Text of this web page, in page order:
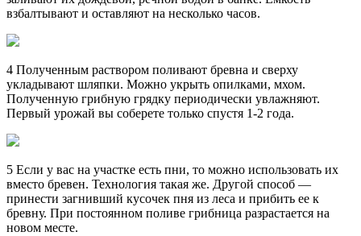
взбалтывают и оставляют на несколько часов.
4 Полученным раствором поливают бревна и сверху
укладывают шляпки. Можно укрыть опилками, мхом.
Полученную грибную грядку периодически увлажняют.
Первый урожай вы соберете только спустя 1-2 года.
5 Если у вас на участке есть пни, то можно использовать их
вместо бревен. Технология такая же. Другой способ —
принести загнивший кусочек пня из леса и прибить ее к
бревну. При постоянном поливе грибница разрастается на
новом месте.